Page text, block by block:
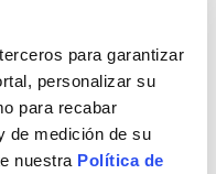
para garantizar
personalizar su
para recabar
de medición de su
nuestra Política de
general,